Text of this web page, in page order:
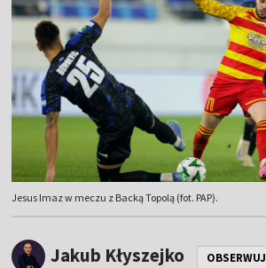
Jesus Imaz w meczu z Backą Topolą (fot. PAP).
Jakub Kłyszejko OBSERWUJ